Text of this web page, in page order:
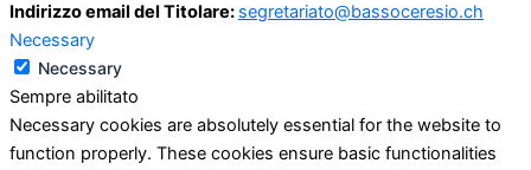
Indirizzo email del Titolare: segretariato@bassoceresio.ch
Necessary
Necessary
Sempre abilitato
Necessary cookies are absolutely essential for the website to
function properly. These cookies ensure basic functionalities